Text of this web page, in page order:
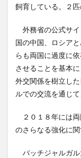
飼育している。２
外務省の公式サイ
国の中国、ロシア
らも両国に過度に
させることを基本
外交関係を樹立し
ルでの交流を通じ
２０１８年には両
のさらなる強化に
バッチジャルガル